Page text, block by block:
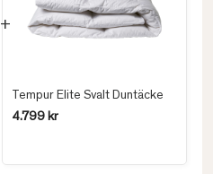
Tempur Elite Svalt Duntäcke
4.799 kr